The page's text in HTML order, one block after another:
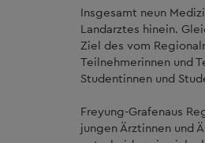
Insgesamt neun
Landarztes hinein.
Ziel des vom
Teilnehmerinnen und
Studentinnen und
Freyung-Grafenaus
jungen Ärztinnen und